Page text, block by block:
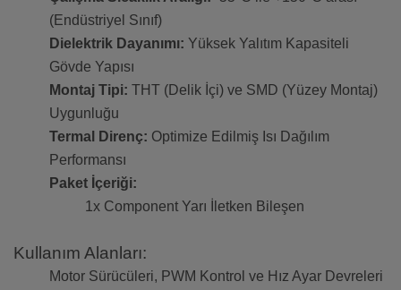
(Endüstriyel Sınıf)
Dielektrik Dayanımı: Yüksek Yalıtım Kapasiteli
Gövde Yapısı
Montaj Tipi: THT (Delik İçi) ve SMD (Yüzey Montaj)
Uygunluğu
Termal Direnç: Optimize Edilmiş Isı Dağılım
Performansı
Paket İçeriği:
1x Component Yarı İletken Bileşen
Kullanım Alanları:
Motor Sürücüleri, PWM Kontrol ve Hız Ayar Devreleri